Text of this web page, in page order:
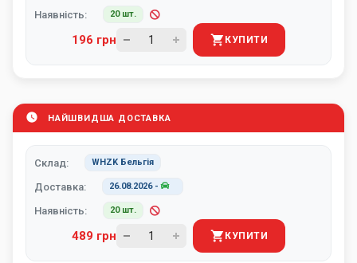
Наявність: 20 шт.
196 грн КУПИТИ
НАЙШВИДША ДОСТАВКА
Склад: WHZK Бельгія
Доставка: 26.08.2026-
Наявність: 20 шт.
489 грн КУПИТИ